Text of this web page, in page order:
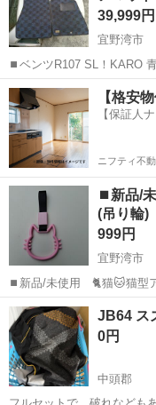
39,999円
宜野湾市
⏹️ベンツR107 SL！KARO 青
真参照して下さい。表は綺
です。神経質な方は問い合
ん。配達やってい...
沖縄 宜野湾市 内
【格安
【保証人
ニフティ不
⏹️新品/
(吊り輪)
999円
宜野湾市
⏹️新品/未使用 🐈️猫🐱猫型アシスト
形をした車内用のつり革（
ためのドレスアップ・アクセサ
徴 用途: アシ...
沖縄 宜野湾市 内
JB64 ス
0円
中頭郡